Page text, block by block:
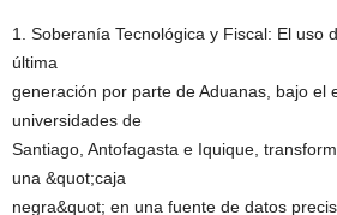
1. Soberanía Tecnológica y Fiscal: El uso
última
generación por parte de Aduanas, bajo el
universidades de
Santiago, Antofagasta e Iquique,
una &quot;caja
negra&quot; en una fuente de datos